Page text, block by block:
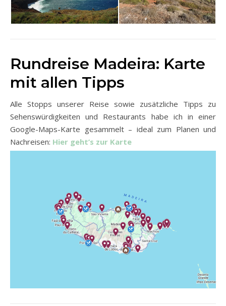
Rundreise Madeira: Karte
mit allen Tipps
Alle Stopps unserer Reise sowie zusätzliche Tipps zu
Sehenswürdigkeiten und Restaurants habe ich in einer
Google-Maps-Karte gesammelt – ideal zum Planen und
Nachreisen: Hier geht’s zur Karte